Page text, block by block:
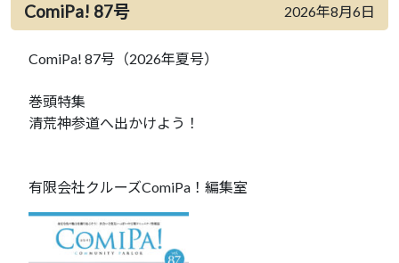
ComiPa! 87号 2026年8月6日
ComiPa! 87号（2026年夏号）
巻頭特集
清荒神参道へ出かけよう！
有限会社クルーズComiPa！編集室